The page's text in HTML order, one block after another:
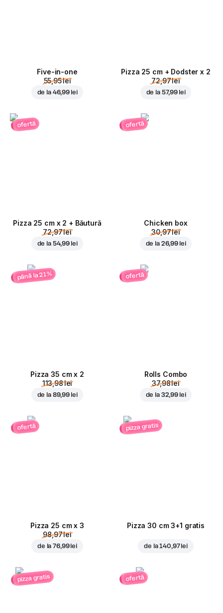
Five-in-one
55,95 lei
de la 46,99 lei
Pizza 25 cm + Dodster x 2
72,97 lei
de la 57,99 lei
ofertă
Pizza 25 cm x 2 + Băutură
72,97 lei
de la 54,99 lei
ofertă
Chicken box
30,97 lei
de la 26,99 lei
până la 21%
Pizza 35 cm x 2
113,98 lei
de la 89,99 lei
ofertă
Rolls Combo
37,98 lei
de la 32,99 lei
ofertă
Pizza 25 cm x 3
98,97 lei
de la76,99 lei
pizza gratis
Pizza 30 cm 3+1 gratis
de la140,97 lei
pizza gratis ofertă